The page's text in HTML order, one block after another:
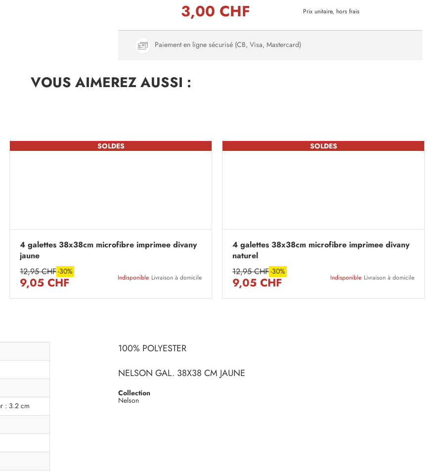
3,00 CHF Prix unitaire, hors frais
Paiement en ligne sécurisé (CB, Visa, Mastercard)
VOUS AIMEREZAUSSI :
SOLDES
4 galettes 38x38cm microfibre imprimee divany
jaune
12,95 CHF-30%
9,05 CHF Indisponible Livraison à domicile
SOLDES
4 galettes 38x38cm microfibre imprimee divany
naturel
12,95 CHF-30%
9,05 CHF Indisponible Livraison à domicile
: 3.2 cm
100% POLYESTER
NELSON GAL. 38X38 CM JAUNE
Collection
Nelson